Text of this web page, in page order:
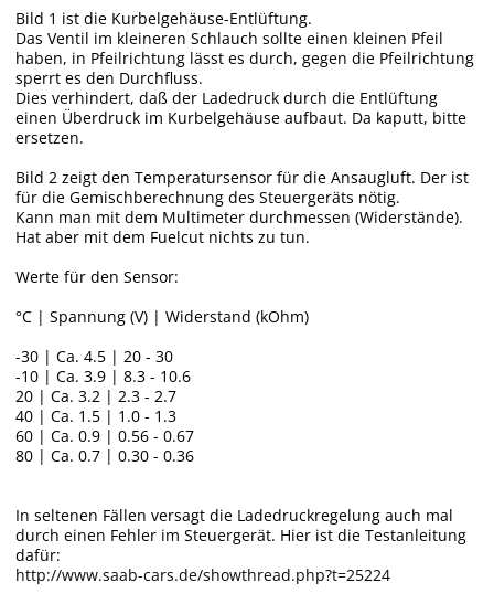
Bild 1 ist die Kurbelgehäuse-Entlüftung.
Das Ventil im kleineren Schlauch sollte einen kleinen Pfeil
haben, in Pfeilrichtung lässt es durch, gegen die Pfeilrichtung
sperrt es den Durchfluss.
Dies verhindert, daß der Ladedruck durch die Entlüftung
einen Überdruck im Kurbelgehäuse aufbaut. Da kaputt, bitte
ersetzen.
Bild 2 zeigt den Temperatursensor für die Ansaugluft. Der ist
für die Gemischberechnung des Steuergeräts nötig.
Kann man mit dem Multimeter durchmessen (Widerstände).
Hat aber mit dem Fuelcut nichts zu tun.
Werte für den Sensor:
°C | Spannung (V) | Widerstand (kOhm)
-30 | Ca. 4.5 | 20 - 30
-10 | Ca. 3.9 | 8.3 - 10.6
20 | Ca. 3.2 | 2.3 - 2.7
40 | Ca. 1.5 | 1.0 - 1.3
60 | Ca. 0.9 | 0.56 - 0.67
80 | Ca. 0.7 | 0.30 - 0.36
In seltenen Fällen versagt die Ladedruckregelung auch mal
durch einen Fehler im Steuergerät. Hier ist die Testanleitung
dafür:
http://www.saab-cars.de/showthread.php?t=25224